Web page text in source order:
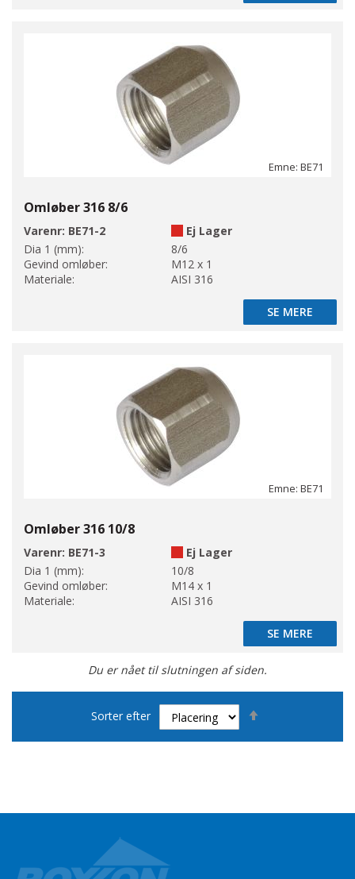
Emne: BE71
Omløber 316 8/6
Varenr: BE71-2
Ej Lager
Dia 1 (mm):
8/6
Gevind omløber:
M12 x 1
Materiale:
AISI 316
SE MERE
SE MERE
Emne: BE71
Omløber 316 10/8
Varenr: BE71-3
Ej Lager
Dia 1 (mm):
10/8
Gevind omløber:
M14 x 1
Materiale:
AISI 316
SE MERE
SE MERE
Du er nået til slutningen af siden.
Sorter efter